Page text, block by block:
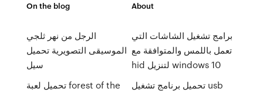
On the blog
الرجل من نهر ثلجي
الموسيقى التصويرية تحميل
سيل
تحميل لعبة forest of the
About
برامج تشغيل الشاشات التي
تعمل باللمس والمتوافقة مع
hid لتنزيل windows 10
تحميل برنامج تشغيل usb